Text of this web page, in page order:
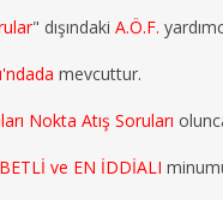
" dışındaki A.Ö.F.
mevcuttur.
Nokta Atış Soruları
ve EN İDDİALI